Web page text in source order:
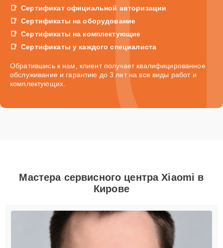
Сертификат официальной авторизации
Сертификаты на оборудование
Сертификаты на комплектующие
Сертификаты у каждого специалиста
Обратившись к нам, клиент получает квалифицированное
обслуживание и гарантию до 3 лет на все виды работ и
комплектующих.
Мастера сервисного центра Xiaomi в
Кирове